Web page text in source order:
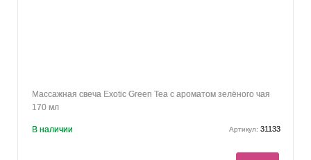
Массажная свеча Exotic Green Tea с ароматом зелёного чая
170 мл
В наличии Артикул: 31133